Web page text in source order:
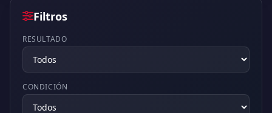
Filtros
RESULTADO
CONDICIÓN